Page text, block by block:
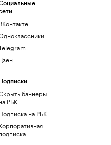
ВКонтакте
Дзен
Подписки
баннеры
на РБК
Подписка на РБК
Корпоративная
подписка